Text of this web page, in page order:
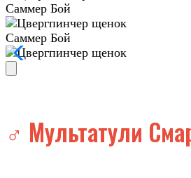
Саммер Бой
Саммер Бой
♂️ Мультатули